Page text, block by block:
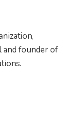
and founder of